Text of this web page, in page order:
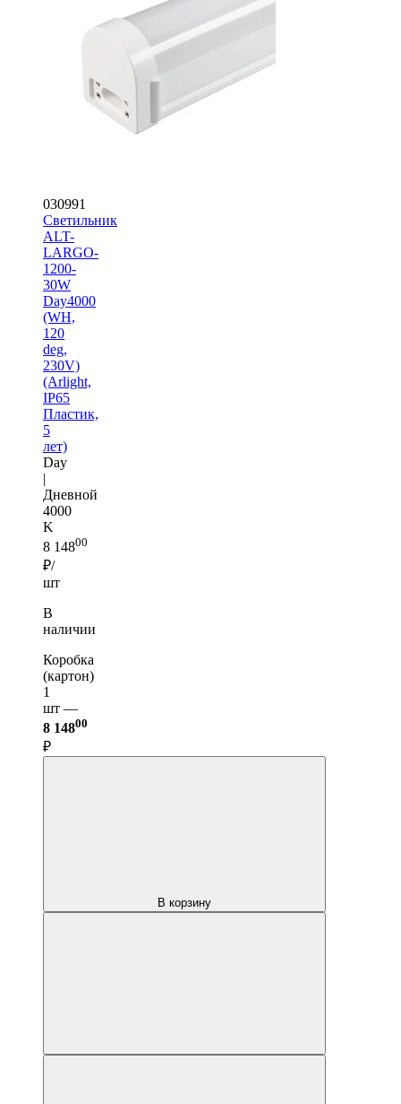
030991
Светильник
ALT-
LARGO-
1200-
30W
Day4000
(WH,
120
deg,
230V)
(Arlight,
IP65
Пластик,
5
лет)
Day
|
Дневной
4000
K
8 14800
₽/
шт
В
наличии
Коробка
(картон)
1
шт —
8 14800
₽
В корзину